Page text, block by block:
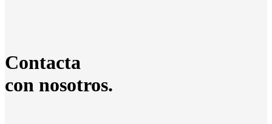
Contacta
con nosotros.